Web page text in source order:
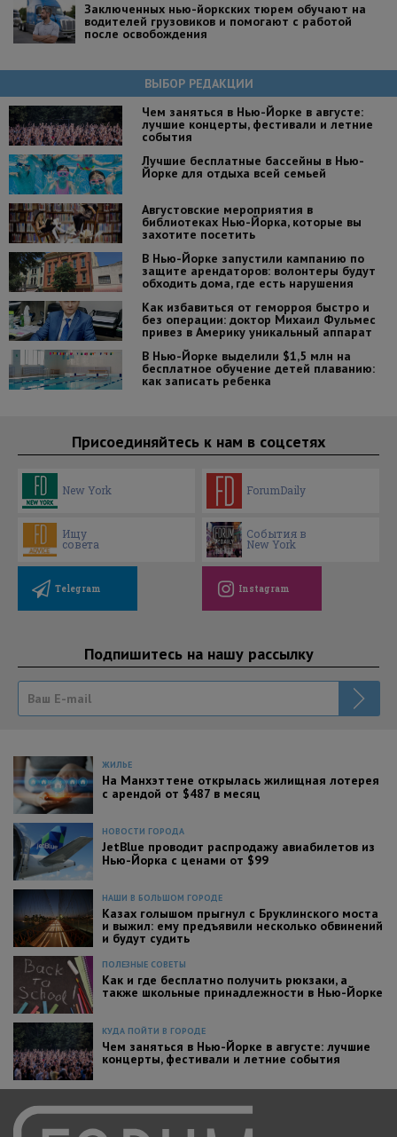
Заключенных нью-йоркских тюрем обучают на
водителей грузовиков и помогают с работой
после освобождения
ВЫБОР РЕДАКЦИИ
Чем заняться в Нью-Йорке в августе:
лучшие концерты, фестивали и летние
события
Лучшие бесплатные бассейны в Нью-
Йорке для отдыха всей семьей
Августовские мероприятия в
библиотеках Нью-Йорка, которые вы
захотите посетить
В Нью-Йорке запустили кампанию по
защите арендаторов: волонтеры будут
обходить дома, где есть нарушения
Как избавиться от геморроя быстро и
без операции: доктор Михаил Фульмес
привез в Америку уникальный аппарат
В Нью-Йорке выделили $1,5 млн на
бесплатное обучение детей плаванию:
как записать ребенка
Присоединяйтесь к нам в соцсетях
New York ForumDaily
Ищу
совета
События в
New York
Telegram Instagram
Подпишитесь на нашу рассылку
ЖИЛЬЕ
На Манхэттене открылась жилищная лотерея
с арендой от $487 в месяц
НОВОСТИ ГОРОДА
JetBlue проводит распродажу авиабилетов из
Нью-Йорка с ценами от $99
ПОЛЕЗНЫЕ СОВЕТЫ
Как и где бесплатно получить рюкзаки, а
также школьные принадлежности в Нью-Йорке
НАШИ В БОЛЬШОМ ГОРОДЕ
Казах голышом прыгнул с Бруклинского моста
и выжил: ему предъявили несколько обвинений
и будут судить
КУДА ПОЙТИ В ГОРОДЕ
Чем заняться в Нью-Йорке в августе: лучшие
концерты, фестивали и летние события